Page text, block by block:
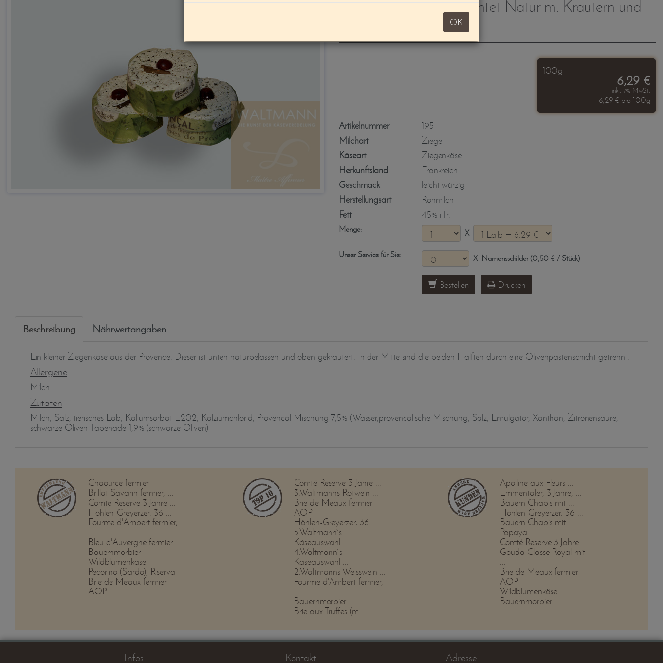
OK
Le Provencale (geschichtet Natur m. Kräutern und
100g
6,29 €
inkl. 7% MwSt.
6,29 € pro 100g
Artikelnummer
195
Milchart
Ziege
Käseart
Ziegenkäse
Herkunftsland
Frankreich
Geschmack
leicht würzig
Herstellungsart
Rohmilch
Fett
45% i.Tr.
Menge: X
Unser Service für Sie: X Namensschilder (0,50 € / Stück)
Bestellen Drucken
Beschreibung Nährwertangaben
Ein kleiner Ziegenkäse aus der Provence. Dieser ist unten naturbelassen und oben gekräutert. In der Mitte sind die beiden Hälften durch eine Olivenpastenschicht getrennt.
Allergene
Milch
Zutaten
Milch, Salz, tierisches Lab, Kaliumsorbat E202, Kalziumchlorid, Provencal Mischung 7,5% (Wasser,provencalische Mischung, Salz, Emulgator, Xanthan, Zitronensäure,
schwarze Oliven-Tapenade 1,9% (schwarze Oliven)
Chaource fermier
Brillat Savarin fermier, ...
Comté Reserve 3 Jahre ...
Höhlen-Greyerzer, 36 ...
Fourme d'Ambert fermier,
Bleu d'Auvergne fermier
Bauernmorbier
Wildblumenkäse
Pecorino (Sardo), Riserva
Brie de Meaux fermier
AOP
Comté Reserve 3 Jahre ...
3.Waltmanns Rotwein ...
Brie de Meaux fermier
AOP
Höhlen-Greyerzer, 36 ...
5.Waltmann`s
Käseauswahl ...
4.Waltmann`s-
Käseauswahl ...
2.Waltmanns Weisswein ...
Fourme d'Ambert fermier,
Bauernmorbier
Brie aux Truffes (m. ...
Apolline aux Fleurs ...
Emmentaler, 3 Jahre, ...
Bauern Chabis mit ...
Höhlen-Greyerzer, 36 ...
Bauern Chabis mit
Papaya ...
Comté Reserve 3 Jahre ...
Gouda Classe Royal mit
Brie de Meaux fermier
AOP
Wildblumenkäse
Bauernmorbier
Infos Kontakt Adresse